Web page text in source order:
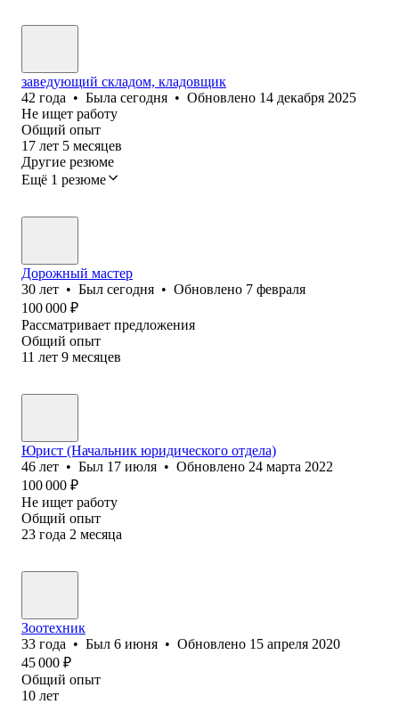
заведующий складом, кладовщик
42 года • Была сегодня • Обновлено 14 декабря 2025
Не ищет работу
Общий опыт
17 лет 5 месяцев
Другие резюме
Ещё 1 резюме
Дорожный мастер
30 лет • Был сегодня • Обновлено 7 февраля
100 000 ₽
Рассматривает предложения
Общий опыт
11 лет 9 месяцев
Юрист (Начальник юридического отдела)
46 лет • Был 17 июля • Обновлено 24 марта 2022
100 000 ₽
Не ищет работу
Общий опыт
23 года 2 месяца
Зоотехник
33 года • Был 6 июня • Обновлено 15 апреля 2020
45 000 ₽
Общий опыт
10 лет